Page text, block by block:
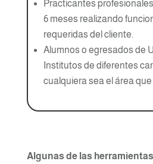
Practicantes
6 meses realizando
requeridas del cliente.
Alumnos o egresados de
Institutos de diferentes
cualquiera sea el área
Algunas de las